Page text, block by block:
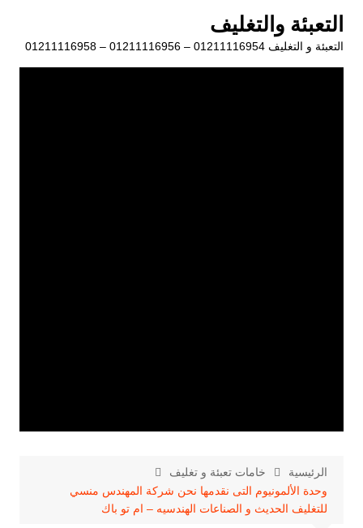
المحتوى
التعبئة والتغليف
التعبئة و التغليف 01211116954 – 01211116956 – 01211116958
الرئيسية
خامات تعبئة و تغليف
وحدة الألمونيوم التى نقدمها نحن شركة المهندس منسي
للتغليف الحديث و الصناعات الهندسيه – ام تو باك